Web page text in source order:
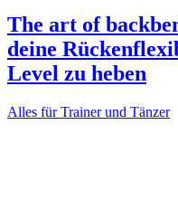
The art of
deine
Level zu heben
Alles für Trainer und Tänzer